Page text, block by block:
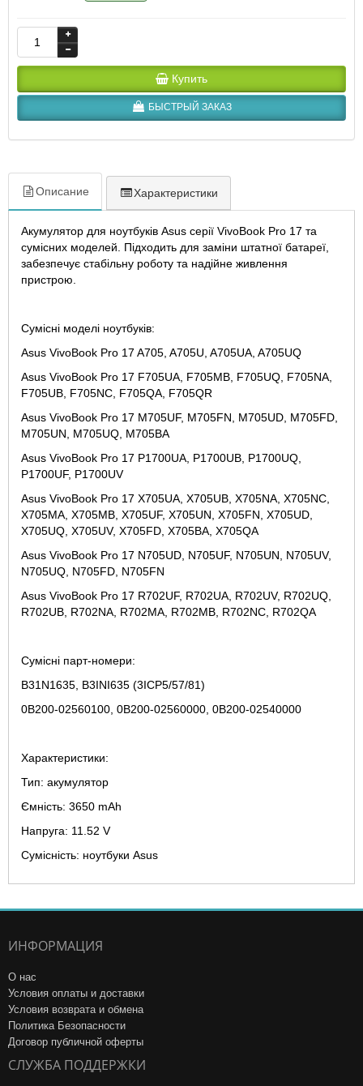
Купить
БЫСТРЫЙ ЗАКАЗ
Описание Характеристики
Акумулятор для ноутбуків Asus серії VivoBook Pro 17 та
сумісних моделей. Підходить для заміни штатної батареї,
забезпечує стабільну роботу та надійне живлення
пристрою.
Сумісні моделі ноутбуків:
Asus VivoBook Pro 17 A705, A705U, A705UA, A705UQ
Asus VivoBook Pro 17 F705UA, F705MB, F705UQ, F705NA,
F705UB, F705NC, F705QA, F705QR
Asus VivoBook Pro 17 M705UF, M705FN, M705UD, M705FD,
M705UN, M705UQ, M705BA
Asus VivoBook Pro 17 P1700UA, P1700UB, P1700UQ,
P1700UF, P1700UV
Asus VivoBook Pro 17 X705UA, X705UB, X705NA, X705NC,
X705MA, X705MB, X705UF, X705UN, X705FN, X705UD,
X705UQ, X705UV, X705FD, X705BA, X705QA
Asus VivoBook Pro 17 N705UD, N705UF, N705UN, N705UV,
N705UQ, N705FD, N705FN
Asus VivoBook Pro 17 R702UF, R702UA, R702UV, R702UQ,
R702UB, R702NA, R702MA, R702MB, R702NC, R702QA
Сумісні парт-номери:
B31N1635, B3INI635 (3ICP5/57/81)
0B200-02560100, 0B200-02560000, 0B200-02540000
Характеристики:
Тип: акумулятор
Ємність: 3650 mAh
Напруга: 11.52 V
Сумісність: ноутбуки Asus
ИНФОРМАЦИЯ
О нас
Условия оплаты и доставки
Условия возврата и обмена
Политика Безопасности
Договор публичной оферты
СЛУЖБА ПОДДЕРЖКИ